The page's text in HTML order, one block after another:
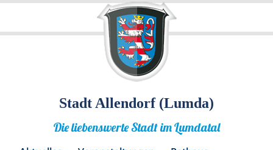
Stadt Allendorf (Lumda)
Die liebenswerte Stadt im Lumdatal